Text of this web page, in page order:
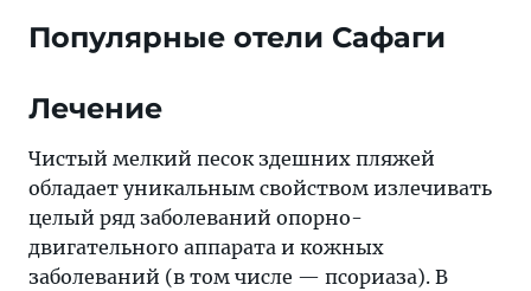
Популярные отели Сафаги
Лечение
Чистый мелкий песок здешних пляжей
обладает уникальным свойством излечивать
целый ряд заболеваний опорно-
двигательного аппарата и кожных
заболеваний (в том числе — псориаза). В